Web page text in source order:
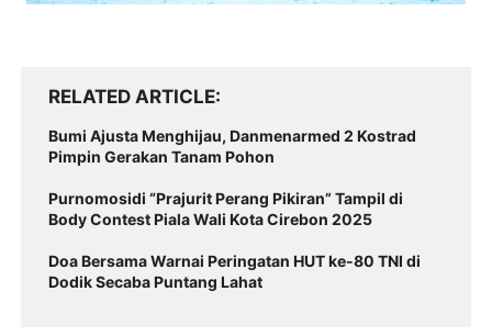
RELATED ARTICLE
Bumi Ajusta Menghijau, Danmenarmed 2 Kostrad
Pimpin Gerakan Tanam Pohon
Purnomosidi “Prajurit Perang Pikiran” Tampil di
Body Contest Piala Wali Kota Cirebon 2025
Doa Bersama Warnai Peringatan HUT ke-80 TNI di
Dodik Secaba Puntang Lahat